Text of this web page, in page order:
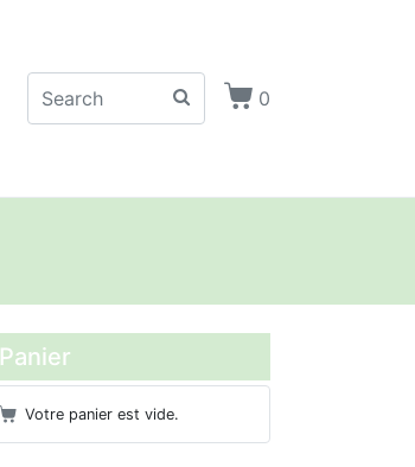
0
Panier
Votre panier est vide.